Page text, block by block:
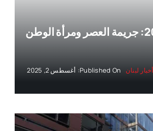
4 أب 2020: جريمة العصر ومرأة الوطن
أخبار لبنان Published On: أغسطس 2, 2025